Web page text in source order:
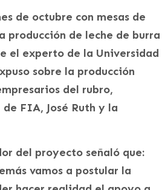
de octubre con mesas de
de leche de burra
el experto de la Universidad
sobre la producción
del rubro,
FIA, José Ruth y la
del proyecto señaló que:
vamos a postular la